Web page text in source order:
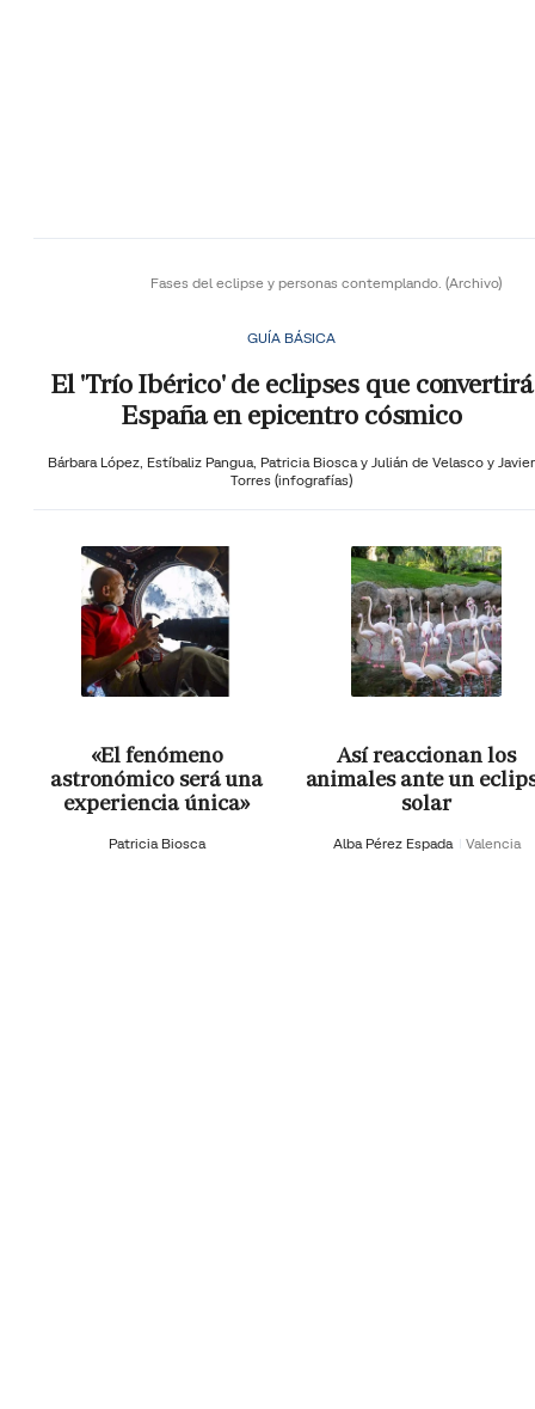
Fases del eclipse y personas contemplando. (Archivo)
GUÍA BÁSICA
El 'Trío Ibérico' de eclipses que convertirá
España en epicentro cósmico
Bárbara López, Estíbaliz Pangua, Patricia Biosca y Julián de Velasco y Javier
Torres (infografías)
«El fenómeno
astronómico será una
experiencia única»
Patricia Biosca
Así reaccionan los
animales ante un
solar
Alba Pérez Espada Valencia